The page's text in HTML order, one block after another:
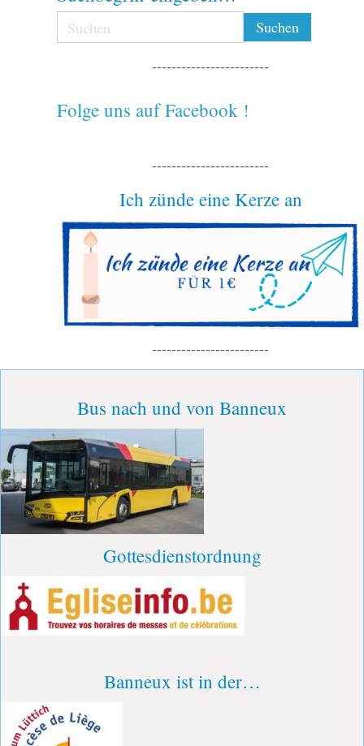
------------------------
Folge uns auf Facebook !
------------------------
Ich zünde eine Kerze an
------------------------
Bus nach und von Banneux
Gottesdienstordnung
Banneux ist in der…